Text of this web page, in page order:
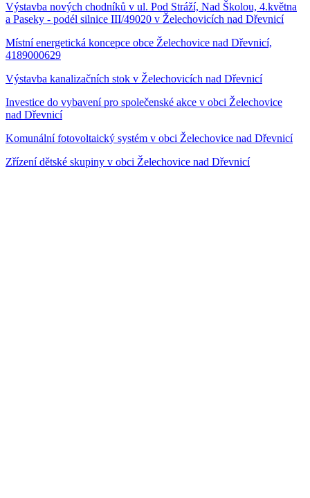
Výstavba nových chodníků v ul. Pod Stráží, Nad Školou, 4.května
a Paseky - podél silnice III/49020 v Želechovicích nad Dřevnicí
Místní energetická koncepce obce Želechovice nad Dřevnicí,
4189000629
Výstavba kanalizačních stok v Želechovicích nad Dřevnicí
Investice do vybavení pro společenské akce v obci Želechovice
nad Dřevnicí
Komunální fotovoltaický systém v obci Želechovice nad Dřevnicí
Zřízení dětské skupiny v obci Želechovice nad Dřevnicí